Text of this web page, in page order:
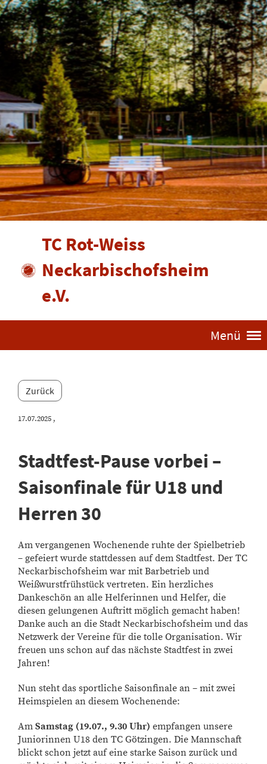
TC Rot-Weiss
Neckarbischofsheim
e.V.
Menü
Zurück
17.07.2025 ,
Stadtfest-Pause vorbei –
Saisonfinale für U18 und
Herren 30
Am vergangenen Wochenende ruhte der Spielbetrieb
– gefeiert wurde stattdessen auf dem Stadtfest. Der TC
Neckarbischofsheim war mit Barbetrieb und
Weißwurstfrühstück vertreten. Ein herzliches
Dankeschön an alle Helferinnen und Helfer, die
diesen gelungenen Auftritt möglich gemacht haben!
Danke auch an die Stadt Neckarbischofsheim und das
Netzwerk der Vereine für die tolle Organisation. Wir
freuen uns schon auf das nächste Stadtfest in zwei
Jahren!
Nun steht das sportliche Saisonfinale an – mit zwei
Heimspielen an diesem Wochenende:
Am Samstag (19.07., 9.30 Uhr) empfangen unsere
Juniorinnen U18 den TC Götzingen. Die Mannschaft
blickt schon jetzt auf eine starke Saison zurück und